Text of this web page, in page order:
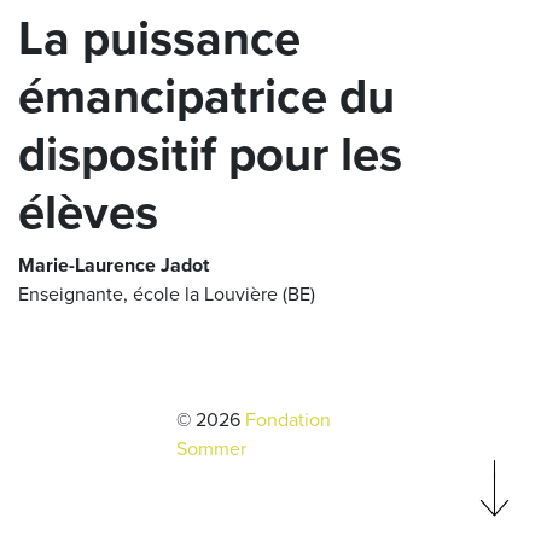
La puissance
émancipatrice du
dispositif pour les
élèves
Marie-Laurence Jadot
Enseignante, école la Louvière (BE)
© 2026 Fondation
Sommer